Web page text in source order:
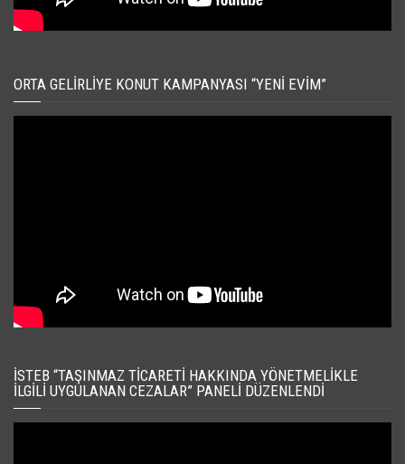
ORTA GELIRLIYE KONUT KAMPANYASI “YENI EVIM”
İSTEB “TAŞINMAZ TICARETI HAKKINDA YÖNETMELIKLE
İLGILI UYGULANAN CEZALAR” PANELI DÜZENLENDI